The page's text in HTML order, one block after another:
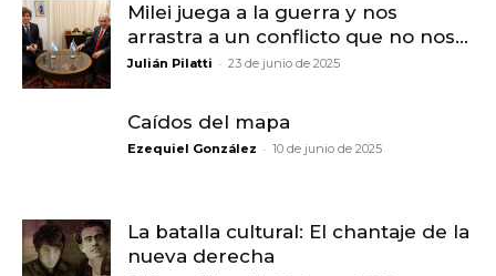
Milei juega a la guerra y nos
arrastra a un conflicto que no nos...
Julián Pilatti - 23 de junio de 2025
Caídos del mapa
Ezequiel González - 10 de junio de 2025
La batalla cultural: El chantaje de la
nueva derecha